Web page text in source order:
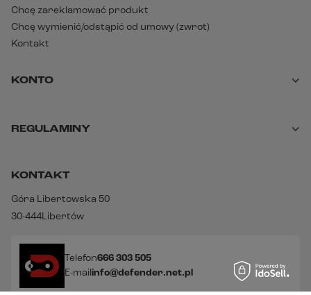
Chcę zareklamować produkt
Chcę wymienić/odstąpić od umowy (zwrot)
Kontakt
KONTO
REGULAMINY
KONTAKT
Góra Libertowska 50
30-444Libertów
Telefon666 303 505
E-mailinfo@defender.net.pl